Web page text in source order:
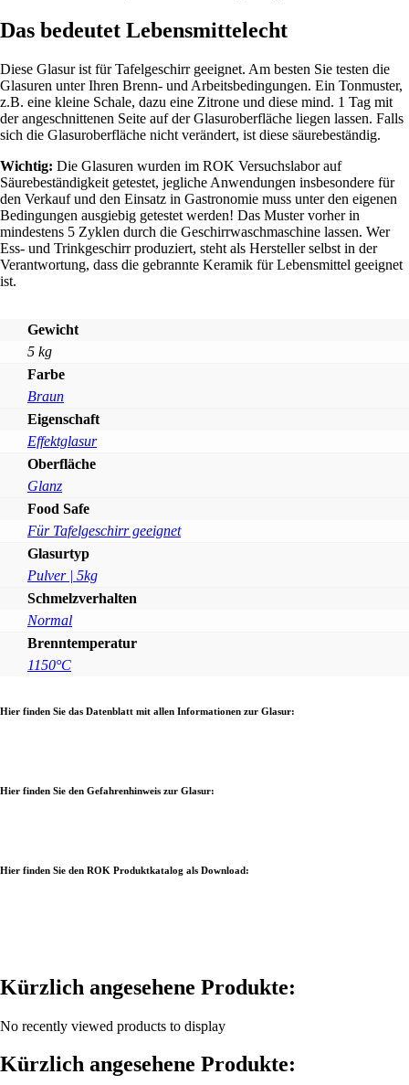
Das bedeutet Lebensmittelecht
Diese Glasur ist für Tafelgeschirr geeignet. Am besten Sie testen die
Glasuren unter Ihren Brenn- und Arbeitsbedingungen. Ein Tonmuster,
z.B. eine kleine Schale, dazu eine Zitrone und diese mind. 1 Tag mit
der angeschnittenen Seite auf der Glasuroberfläche liegen lassen. Falls
sich die Glasuroberfläche nicht verändert, ist diese säurebeständig.
Wichtig: Die Glasuren wurden im ROK Versuchslabor auf
Säurebeständigkeit getestet, jegliche Anwendungen insbesondere für
den Verkauf und den Einsatz in Gastronomie muss unter den eigenen
Bedingungen ausgiebig getestet werden! Das Muster vorher in
mindestens 5 Zyklen durch die Geschirrwaschmaschine lassen. Wer
Ess- und Trinkgeschirr produziert, steht als Hersteller selbst in der
Verantwortung, dass die gebrannte Keramik für Lebensmittel geeignet
ist.
Gewicht
5 kg
Farbe
Braun
Eigenschaft
Effektglasur
Oberfläche
Glanz
Food Safe
Für Tafelgeschirr geeignet
Glasurtyp
Pulver | 5kg
Schmelzverhalten
Normal
Brenntemperatur
1150°C
Hier finden Sie das Datenblatt mit allen Informationen zur Glasur:
Hier finden Sie den Gefahrenhinweis zur Glasur:
Hier finden Sie den ROK Produktkatalog als Download:
Kürzlich angesehene Produkte:
No recently viewed products to display
Kürzlich angesehene Produkte: